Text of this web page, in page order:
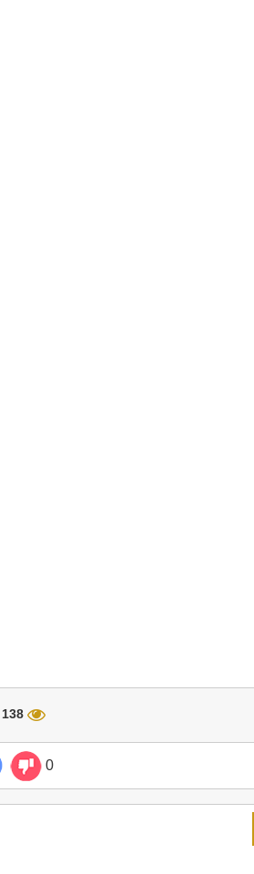
138 مشاهدة
0